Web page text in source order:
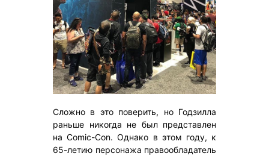
Сложно в это поверить, но Годзилла
раньше никогда не был представлен
на Comic-Con. Однако в этом году, к
65-летию персонажа правообладатель